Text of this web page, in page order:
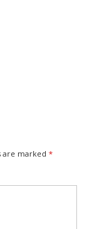
are marked *